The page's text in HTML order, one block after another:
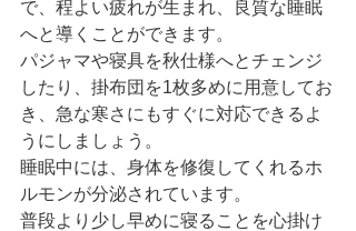
で、程よい疲れが生まれ、良質な睡眠
へと導くことができます。
パジャマや寝具を秋仕様へとチェンジ
したり、掛布団を1枚多めに用意してお
き、急な寒さにもすぐに対応できるよ
うにしましょう。
睡眠中には、身体を修復してくれるホ
ルモンが分泌されています。
普段より少し早めに寝ることを心掛け